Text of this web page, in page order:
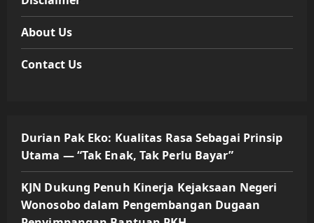
About Us
Contact Us
Durian Pak Eko: Kualitas Rasa Sebagai Prinsip
Utama — “Tak Enak, Tak Perlu Bayar”
KJN Dukung Penuh Kinerja Kejaksaan Negeri
Wonosobo dalam Pengembangan Dugaan